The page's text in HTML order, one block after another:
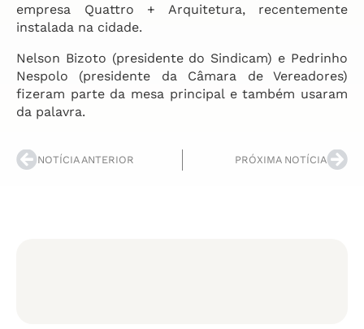
empresa Quattro + Arquitetura, recentemente
instalada na cidade.
Nelson Bizoto (presidente do Sindicam) e Pedrinho
Nespolo (presidente da Câmara de Vereadores)
fizeram parte da mesa principal e também usaram
da palavra.
NOTÍCIA ANTERIOR PRÓXIMA NOTÍCIA